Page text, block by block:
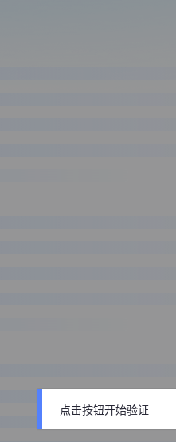
点击按钮开始验证